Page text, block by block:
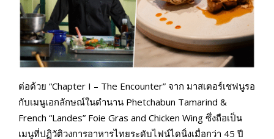
ต่อด้วย “Chapter I – The Encounter” จาก มาสเตอร์เชฟนูรอ
กับเมนูเอกลักษณ์ในตำนาน Phetchabun Tamarind &
French “Landes” Foie Gras and Chicken Wing ซึ่งถือเป็น
เมนูที่ปฏิวัติวงการอาหารไทยระดับไฟน์ไดนิ่งเมื่อกว่า 45 ปี